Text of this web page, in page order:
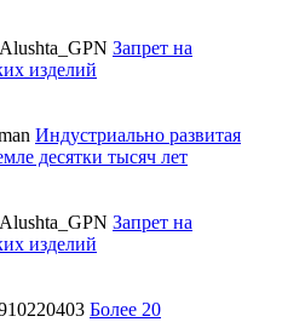
Alushta_GPN Запрет на
изделий
Индустриально развитая
десятки тысяч лет
Alushta_GPN Запрет на
изделий
Более 20